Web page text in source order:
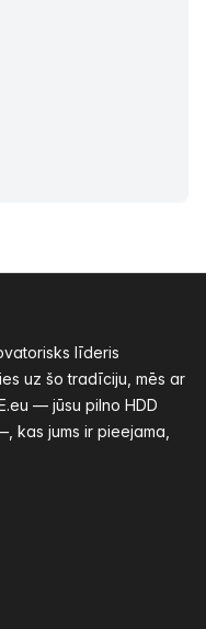
līderis
uz šo tradīciju, mēs ar
— jūsu pilno HDD
kas jums ir pieejama,